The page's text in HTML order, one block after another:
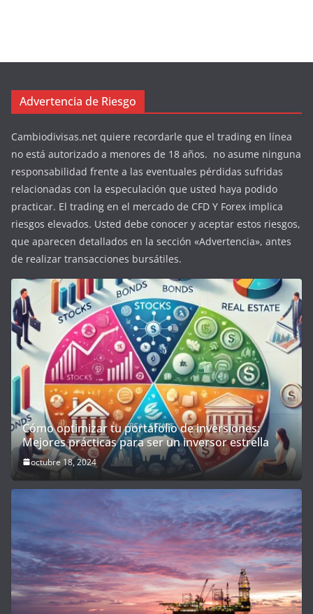
Advertencia de Riesgo
Cambiodivisas.net quiere recordarle que el trading en línea
no está autorizado a menores de 18 años. no asume ninguna
responsabilidad frente a las eventuales pérdidas sufridas
relacionadas con la especulación que usted haya podido
practicar. El trading en el mercado de CFD Y Forex implica
riesgos elevados. Usted debe conocer y aceptar estos riesgos,
que aparecen detallados en la sección «Advertencia», antes
de realizar transacciones bursátiles.
Cómo optimizar tu portafolio de inversiones:
Mejores prácticas para ser un inversor estrella
octubre 18, 2024